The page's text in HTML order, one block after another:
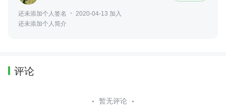
还未添加个人签名
2020-04-13 加入
还未添加个人简介
评论
暂无评论